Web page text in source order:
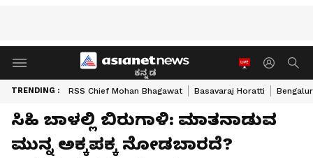
ಕನ್ನಡ
TRENDING : RSS Chief Mohan Bhagawat Basavaraj Horatti
ಸಿಹಿ ಬಾಳಲ್ಲಿ ಬಿರುಗಾಳಿ: ಮಾತನಾಡುವ
ಮುನ್ನ ಅಕ್ಕಪಕ್ಕ ನೋಡಬಾರದೆ?